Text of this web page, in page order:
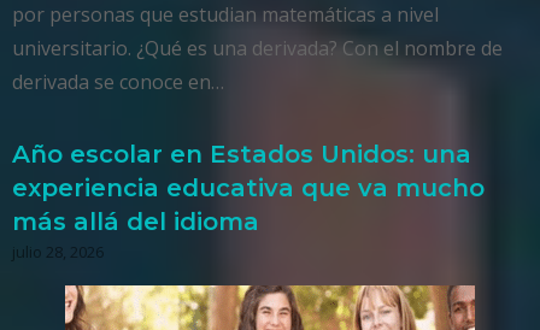
por personas que estudian matemáticas a nivel
universitario. ¿Qué es una derivada? Con el nombre de
derivada se conoce en…
Año escolar en Estados Unidos: una
experiencia educativa que va mucho
más allá del idioma
julio 28, 2026